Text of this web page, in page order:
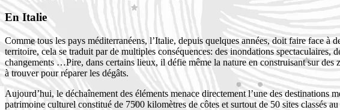
En Italie
Comme tous les pays méditerranéens, l’Italie, depuis quelques années, doit faire face à
territoire, cela se traduit par de multiples conséquences: des inondations spectaculaires,
changements …Pire, dans certains lieux, il défie même la nature en construisant sur
à trouver pour réparer les dégâts.
Aujourd’hui, le déchaînement des éléments menace directement l’une des destinations
patrimoine culturel constitué de 7500 kilomètres de côtes et surtout de 50 sites classés